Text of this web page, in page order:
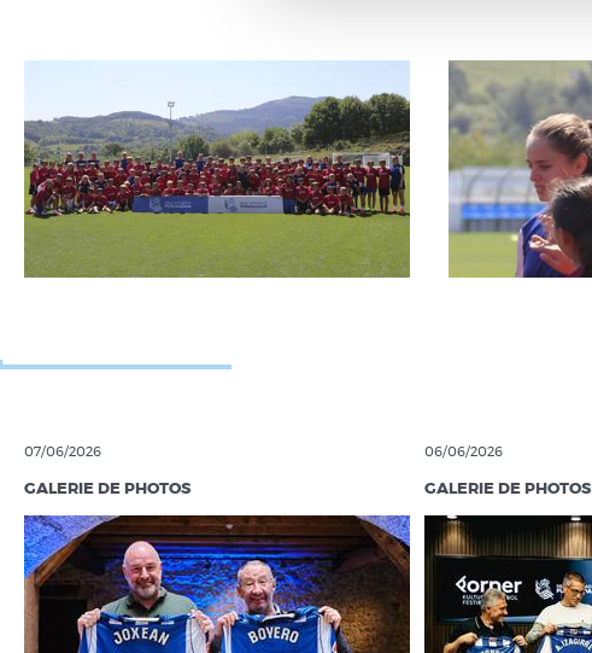
07/06/2026
GALERIE DE PHOTOS
06/06/2026
GALERIE DE PHOTOS